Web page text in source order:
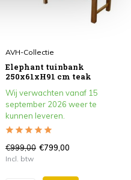
AVH-Collectie
Elephant tuinbank
250x61xH91 cm teak
Wij verwachten vanaf 15
september 2026 weer te
kunnen leveren.
€999,00 €799,00
Incl. btw